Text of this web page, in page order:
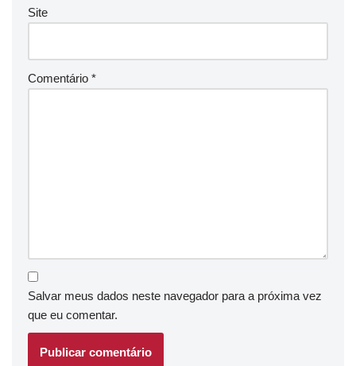
Site
Comentário *
Salvar meus dados neste navegador para a próxima vez
que eu comentar.